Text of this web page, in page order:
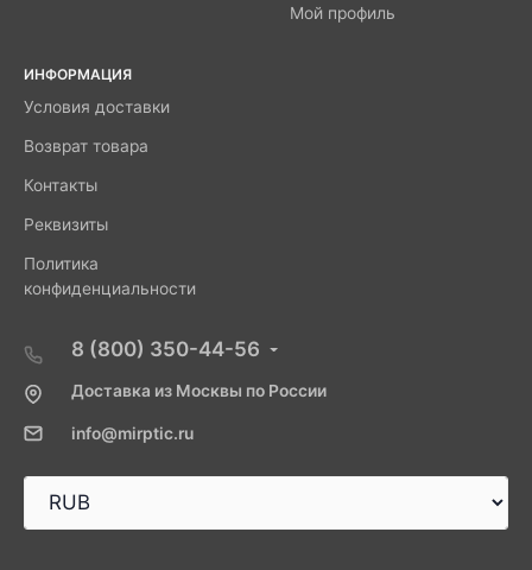
Мой профиль
ИНФОРМАЦИЯ
Условия доставки
Возврат товара
Контакты
Реквизиты
Политика
конфиденциальности
8 (800) 350-44-56
Доставка из Москвы по России
info@mirptic.ru